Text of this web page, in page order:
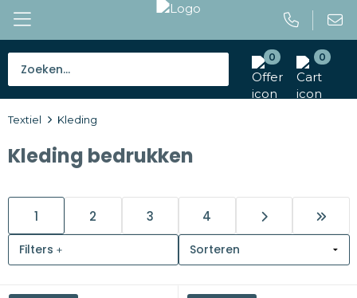
0 0
Caps en mutsen
Giveaways
Drinkwaren
Textiel Kleding
Kleding bedrukken
1 2 3 4
Filters